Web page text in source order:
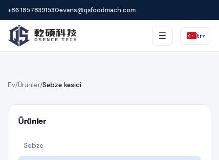
+86 18578391530evans@qsfoodmach.com
☰ tr▾
Ev/Ürünler/Sebze kesici
Ürünler
Sebze